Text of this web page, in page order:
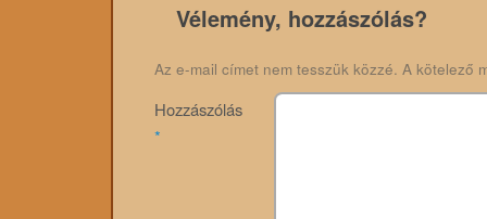
Vélemény, hozzászólás?
Az e-mail címet nem tesszük közzé. A kötelező
Hozzászólás
*